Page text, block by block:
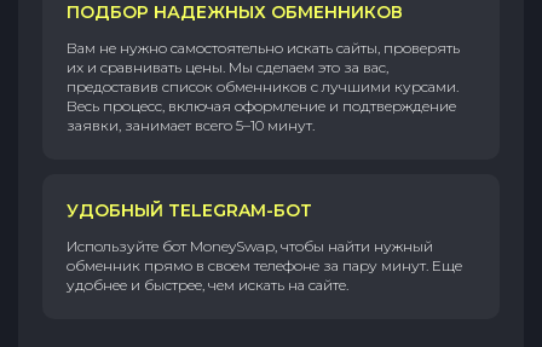
ПОДБОР НАДЕЖНЫХ ОБМЕННИКОВ
Вам не нужно самостоятельно искать сайты, проверять
их и сравнивать цены. Мы сделаем это за вас,
предоставив список обменников с лучшими курсами.
Весь процесс, включая оформление и подтверждение
заявки, занимает всего 5–10 минут.
УДОБНЫЙ TELEGRAM-БОТ
Используйте бот MoneySwap, чтобы найти нужный
обменник прямо в своем телефоне за пару минут. Еще
удобнее и быстрее, чем искать на сайте.